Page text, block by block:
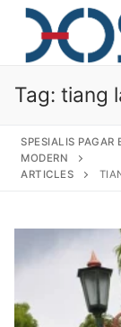
Products
Tag: tiang
SPESIALIS PAGAR
MODERN
ARTICLES